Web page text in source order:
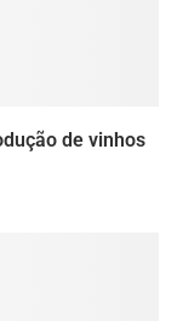
de vinhos